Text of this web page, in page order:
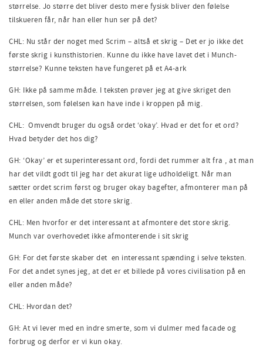
størrelse. Jo større det bliver desto mere fysisk bliver den følelse
tilskueren får, når han eller hun ser på det?
CHL: Nu står der noget med Scrim – altså et skrig – Det er jo ikke det
første skrig i kunsthistorien. Kunne du ikke have lavet det i Munch-
størrelse? Kunne teksten have fungeret på et A4-ark
GH: Ikke på samme måde. I teksten prøver jeg at give skriget den
størrelsen, som følelsen kan have inde i kroppen på mig.
CHL: Omvendt bruger du også ordet ‘okay’. Hvad er det for et ord?
Hvad betyder det hos dig?
GH: ‘Okay’ er et superinteressant ord, fordi det rummer alt fra , at man
har det vildt godt til jeg har det akurat lige udholdeligt. Når man
sætter ordet scrim først og bruger okay bagefter, afmonterer man på
en eller anden måde det store skrig.
CHL: Men hvorfor er det interessant at afmontere det store skrig.
Munch var overhovedet ikke afmonterende i sit skrig
GH: For det første skaber det en interessant spænding i selve teksten.
For det andet synes jeg, at det er et billede på vores civilisation på en
eller anden måde?
CHL: Hvordan det?
GH: At vi lever med en indre smerte, som vi dulmer med facade og
forbrug og derfor er vi kun okay.